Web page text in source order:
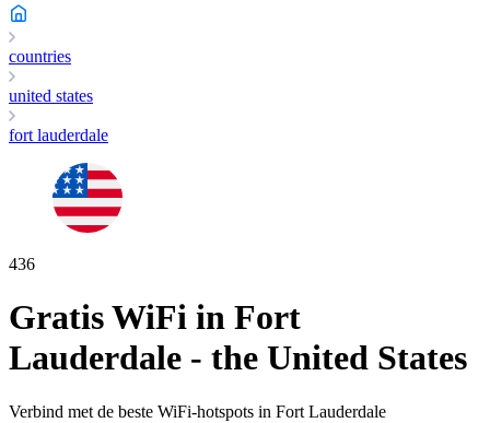
countries
united states
fort lauderdale
436
Gratis WiFi in Fort
Lauderdale - the United States
Verbind met de beste WiFi-hotspots in Fort Lauderdale